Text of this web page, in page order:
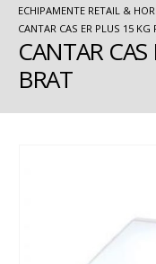
ECHIPAMENTE RETAIL &
CANTAR CAS ER PLUS 15 KG
CANTAR CAS
BRAT